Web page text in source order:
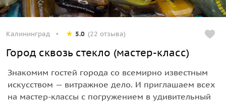
Калининград 5.0 (22 отзыва)
Город сквозь стекло (мастер-класс)
Знакомим гостей города со всемирно известным
искусством — витражное дело. И приглашаем всех
на мастер-классы с погружением в удивительный